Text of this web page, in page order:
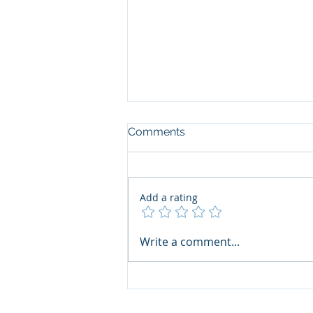
เชิญชวนสมาชิกฯ ร่วมส่งผล
งานเข้าประกวด Thai Print
Comments
Add a rating
Write a comment...